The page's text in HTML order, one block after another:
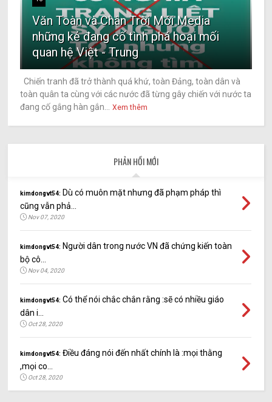
Văn Toàn và Chân Trời Mới Media
những kẻ đang cố tình phá hoại mối
quan hệ Việt - Trung
Chiến tranh đã trở thành quá khứ, toàn Đảng, toàn dân và
toàn quân ta cùng với các nước đã từng gây chiến với nước ta
đang cố gắng hàn gắn...
Xem thêm
PHẢN HỒI MỚI
kimdongvt54: Dù có muôn mặt nhưng đã phạm pháp thì
cũng vẫn phả...
Nov 07, 2020
kimdongvt54: Người dân trong nước VN đã chứng kiến toàn
bộ cô...
Nov 04, 2020
kimdongvt54: Có thể nói chắc chắn rằng :sẽ có nhiều giáo
dân i...
Oct 28, 2020
kimdongvt54: Điều đáng nói đến nhất chính là :mọi thằng
,mọi co...
Oct 28, 2020